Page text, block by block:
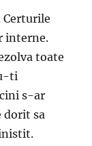
Certurile
interne.
toate
ti
s-ar
dorit sa